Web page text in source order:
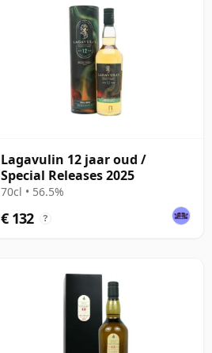
Lagavulin 12 jaar oud /
Special Releases 2025
70cl • 56.5%
€ 132 ?